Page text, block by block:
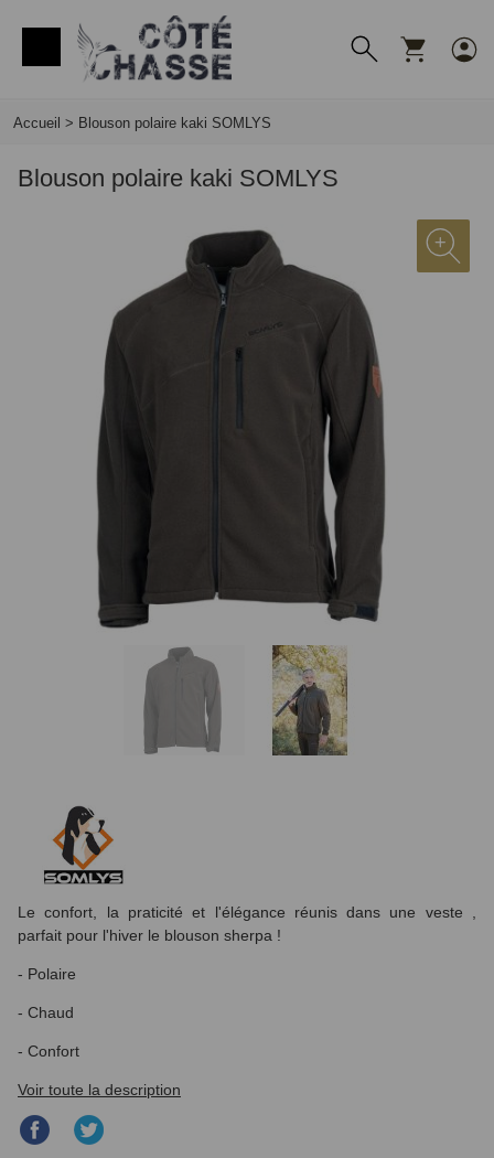
Accueil > Blouson polaire kaki SOMLYS
Blouson polaire kaki SOMLYS
Le confort, la praticité et l'élégance réunis dans une veste ,
parfait pour l'hiver le blouson sherpa !
- Polaire
- Chaud
- Confort
Voir toute la description
Partager